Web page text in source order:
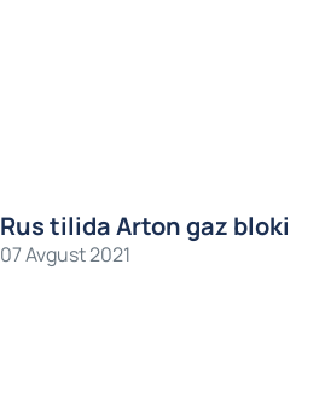
Rus tilida Arton gaz bloki
07 Avgust 2021